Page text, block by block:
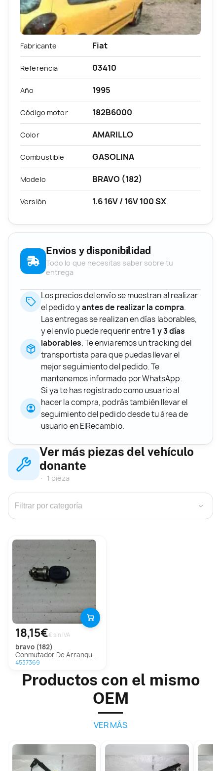
Fabricante Fiat
Referencia 03410
Año 1995
Código motor 182B6000
Color AMARILLO
Combustible GASOLINA
Modelo BRAVO (182)
Versión 1.6 16V / 16V 100 SX
Envíos y disponibilidad
Todo lo que necesitas saber sobre tu
entrega
Los precios del envío se muestran al realizar
el pedido yantes de realizar la compra.
Las entregas se realizan en días laborables,
y el envío puede requerir entre1 y 3 días
laborables. Te enviaremos un tracking del
transportista para que puedas llevar el
mejor seguimiento del pedido. Te
mantenemos informado por WhatsApp.
Si ya te has registrado como usuario al
hacer la compra, podrás también llevar el
seguimiento del pedido desde tu área de
usuario en ElRecambio.
Ver más piezas del vehículo
donante
1 pieza
›
18,15€€ sin IVA
bravo (182)
Conmutador De Arranque para Fiat Bravo (182)
4537369
Productos con el mismo
OEM
VER MÁS